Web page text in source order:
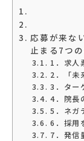
応募が来な
止まる7つ
1．求人
2．「未
3．ター
4．院長
5．ネガ
6．採用
7．発信